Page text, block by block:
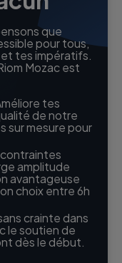
que
pour tous,
tes impératifs.
Mozac est
tes
de notre
sur mesure pour
amplitude
avantageuse
choix entre 6h
crainte dans
le soutien de
dès le début.